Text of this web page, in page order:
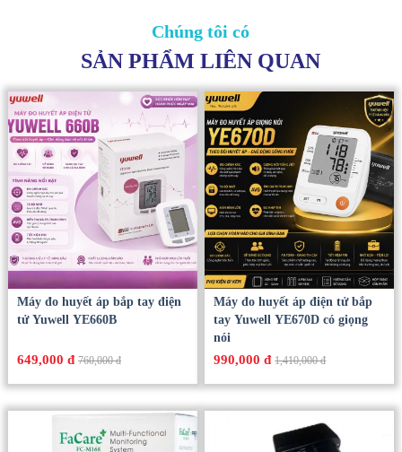
Chúng tôi có
SẢN PHẨM LIÊN QUAN
Máy đo huyết áp bắp tay điện
tử Yuwell YE660B
649,000 đ 760,000 đ
Máy đo huyết áp điện tử bắp
tay Yuwell YE670D có giọng
nói
990,000 đ 1,410,000 đ